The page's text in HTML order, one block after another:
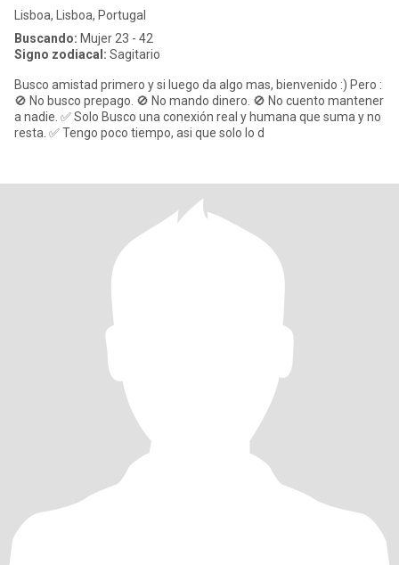
Lisboa, Lisboa, Portugal
Buscando: Mujer 23 - 42
Signo zodiacal: Sagitario
Busco amistad primero y si luego da algo mas, bienvenido :) Pero :
🚫 No busco prepago. 🚫 No mando dinero. 🚫 No cuento mantener
a nadie. ✅ Solo Busco una conexión real y humana que suma y no
resta. ✅ Tengo poco tiempo, asi que solo lo d